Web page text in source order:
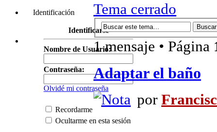
Identificación
Identificarse
Nombre de Usuario:
Contraseña:
Olvidé mi contraseña
Recordarme
Ocultarme en esta sesión
Tema cerrado
1 mensaje • Página
Adaptar el baño
por